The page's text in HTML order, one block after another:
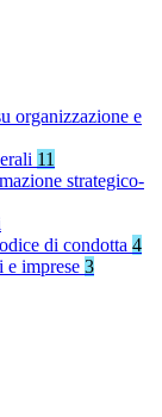
organizzazione e
11
strategico-
di condotta 4
imprese 3